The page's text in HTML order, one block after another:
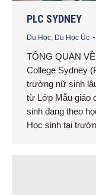
PLC SYDNEY
Du Học Du Học Úc
TỔNG QUAN
College Sydney
trường nữ sinh
từ Lớp Mẫu giáo
sinh đang theo
Học sinh tại